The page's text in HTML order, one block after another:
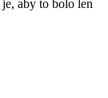
aby to bolo len